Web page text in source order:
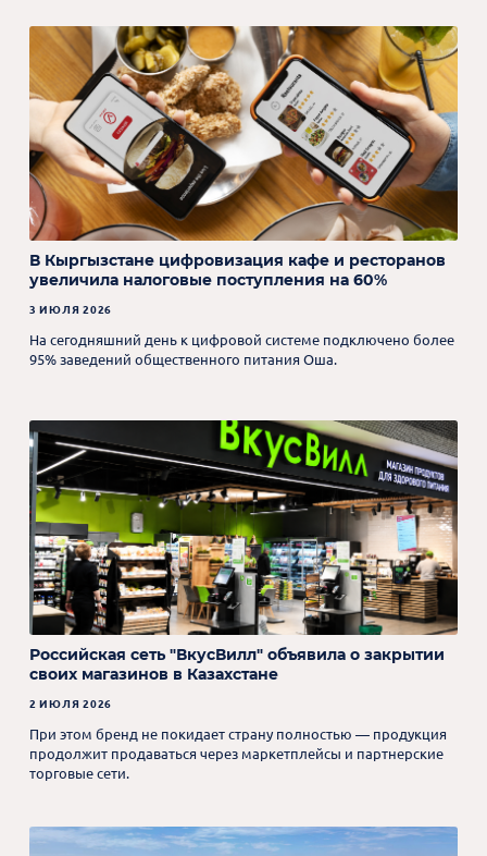
В Кыргызстане цифровизация кафе и ресторанов
увеличила налоговые поступления на 60%
3 ИЮЛЯ 2026
На сегодняшний день к цифровой системе подключено более
95% заведений общественного питания Оша.
Российская сеть "ВкусВилл" объявила о закрытии
своих магазинов в Казахстане
2 ИЮЛЯ 2026
При этом бренд не покидает страну полностью — продукция
продолжит продаваться через маркетплейсы и партнерские
торговые сети.